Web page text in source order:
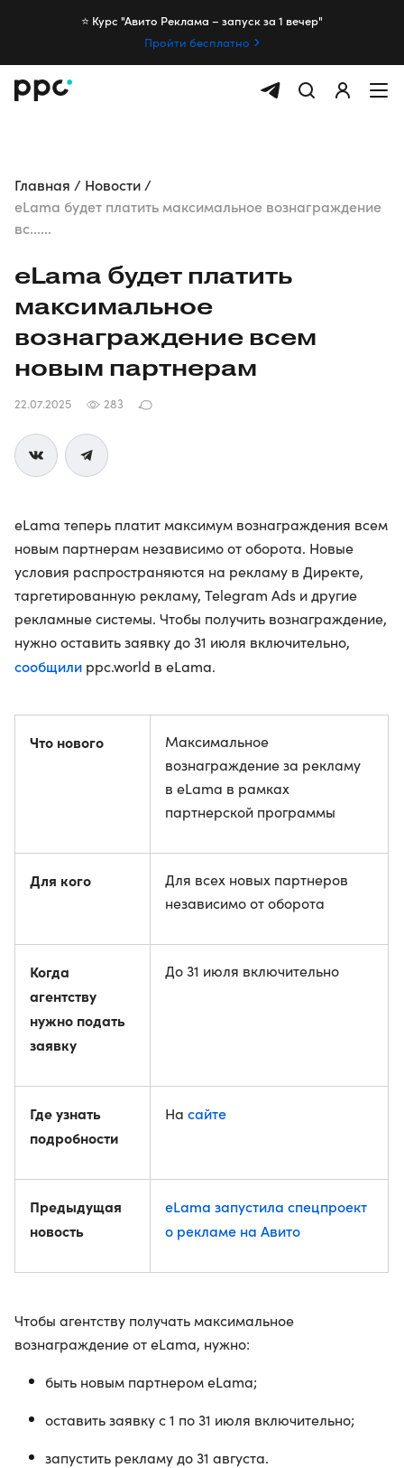
⭐️ Курс "Авито Реклама – запуск за 1 вечер"
Пройти бесплатно
Главная
Новости
eLama будет платить максимальное вознаграждение
вс......
eLama будет платить
максимальное
вознаграждение всем
новым партнерам
22.07.2025 283
eLama теперь платит максимум вознаграждения всем
новым партнерам независимо от оборота. Новые
условия распространяются на рекламу в Директе,
таргетированную рекламу, Telegram Ads и другие
рекламные системы. Чтобы получить вознаграждение,
нужно оставить заявку до 31 июля включительно,
сообщили ppc.world в eLama.
Что нового
Максимальное
вознаграждение за рекламу
в eLama в рамках
партнерской программы
Для кого
Для всех новых партнеров
независимо от оборота
Когда
агентству
нужно подать
заявку
До 31 июля включительно
Где узнать
подробности
На сайте
Предыдущая
новость
eLama запустила спецпроект
о рекламе на Авито
Чтобы агентству получать максимальное
вознаграждение от eLama, нужно:
быть новым партнером eLama;
оставить заявку с 1 по 31 июля включительно;
запустить рекламу до 31 августа.